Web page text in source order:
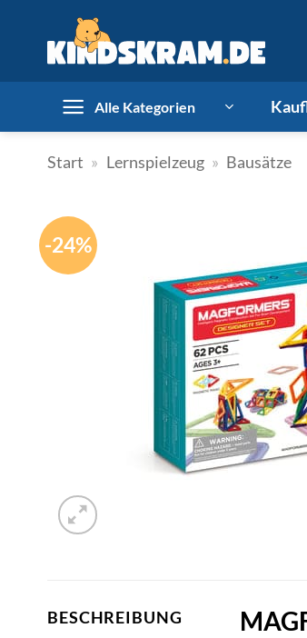
springen
Alle Kategorien
Start » Lernspielzeug » Bausätze
-24%
BESCHREIBUNG